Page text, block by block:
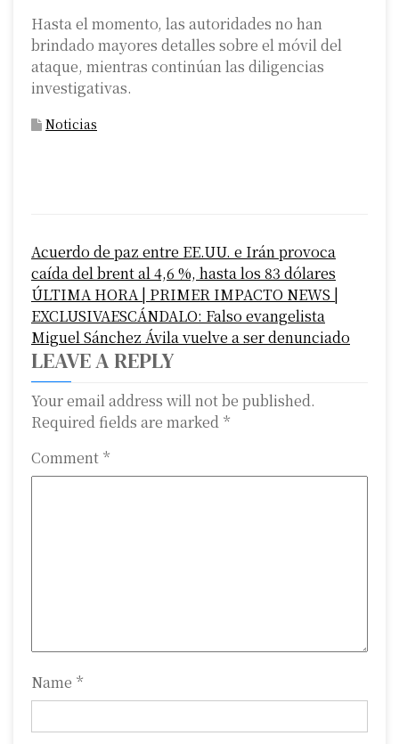
Hasta el momento, las autoridades no han
brindado mayores detalles sobre el móvil del
ataque, mientras continúan las diligencias
investigativas.
Noticias
o
s
t
n
a
v
i
n
Acuerdo de paz entre EE.UU. e Irán provoca
caída del brent al 4,6 %, hasta los 83 dólares
ÚLTIMA HORA | PRIMER IMPACTO NEWS |
EXCLUSIVAESCÁNDALO: Falso evangelista
Miguel Sánchez Ávila vuelve a ser denunciado
LEAVE A REPLY
Your email address will not be published.
Required fields are marked *
Comment *
Name *